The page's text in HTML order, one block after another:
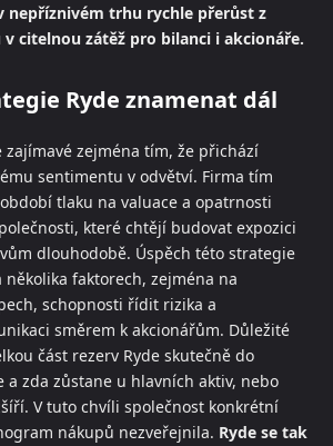
nepříznivém trhu rychle přerůst z
citelnou zátěž pro bilanci i akcionáře.
Ryde znamenat dál
zajímavé zejména tím, že přichází
sentimentu v odvětví. Firma tím
tlaku na valuace a opatrnosti
které chtějí budovat expozici
dlouhodobě. Úspěch této strategie
faktorech, zejména na
schopnosti řídit rizika a
směrem k akcionářům. Důležité
část rezerv Ryde skutečně do
a zda zůstane u hlavních aktiv, nebo
V tuto chvíli společnost konkrétní
nákupů nezveřejnila. Ryde se tak